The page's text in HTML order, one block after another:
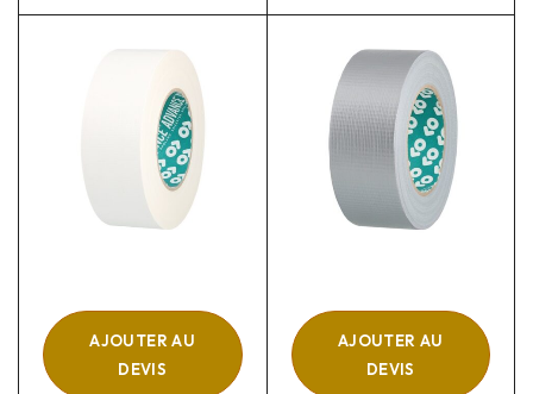
AJOUTER AU
DEVIS
AJOUTER AU
DEVIS